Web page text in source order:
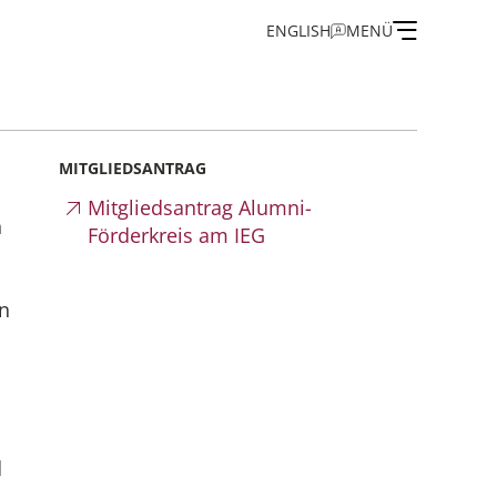
ENGLISH MENÜ
Gästeprogramm
IEG
MITGLIEDSANTRAG
Mitgliedsantrag Alumni-
Förderkreis am IEG